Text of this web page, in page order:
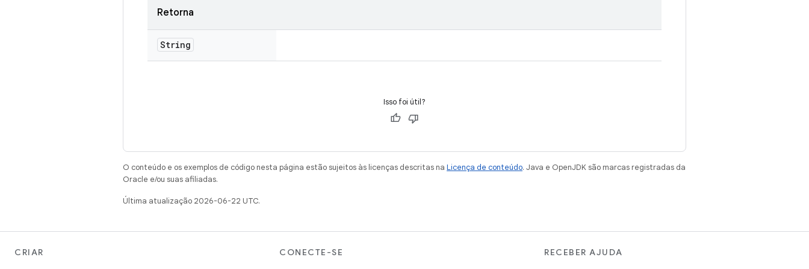
Retorna
String
Isso foi útil?
O conteúdo e os exemplos de código nesta página estão sujeitos às licenças descritas na Licença de conteúdo. Java e OpenJDK são marcas registradas da
Oracle e/ou suas afiliadas.
Última atualização 2026-06-22 UTC.
CRIAR
CONECTE-SE
RECEBER AJUDA